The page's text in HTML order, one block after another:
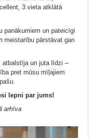
3.vieta atklātā
panākumiem un pateicīgi
meistarību pārstāvat gan
un juta līdzi –
pret mūsu mīļajiem
lepni par jums!
arhīva